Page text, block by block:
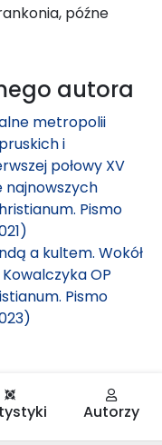
późne
autora
metropolii
i
połowy XV
najnowszych
Pismo
a kultem. Wokół
OP
Pismo
Autorzy